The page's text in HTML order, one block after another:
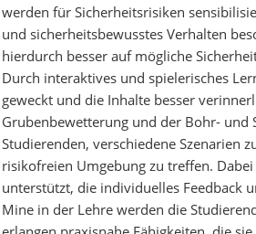
werden für Sicherheitsrisiken
und sicherheitsbewusstes Verhalten
hierdurch besser auf mögliche
Durch interaktives und spielerisches
geweckt und die Inhalte besser
Grubenbewetterung und der Bohr- und
Studierenden, verschiedene Szenarien
risikofreien Umgebung zu treffen.
unterstützt, die individuelles Feedback
Mine in der Lehre werden die